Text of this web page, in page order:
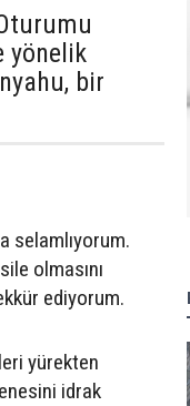
yönelik
bir
selamlıyorum.
olmasını
ediyorum.
yürekten
idrak